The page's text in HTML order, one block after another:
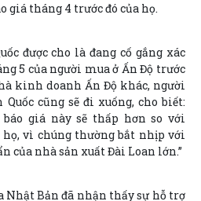
giá tháng 4 trước đó của họ.
được cho là đang cố gắng xác
5 của người mua ở Ấn Độ trước
kinh doanh Ấn Độ khác, người
cũng sẽ đi xuống, cho biết:
báo giá này sẽ thấp hơn so với
vì chúng thường bắt nhịp với
của nhà sản xuất Đài Loan lớn.”
Nhật Bản đã nhận thấy sự hỗ trợ